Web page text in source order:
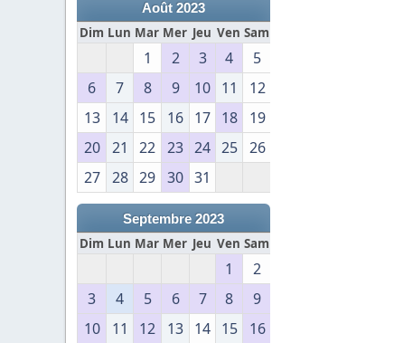
Août 2023
Dim Lun Mar Mer Jeu Ven Sam
1 2 3 4
5
6
7 8 9 10 11
12
13
14 15 16 17 18
19
20
21 22 23 24 25
26
27
28 29 30 31
Septembre 2023
Dim Lun Mar Mer Jeu Ven Sam
1
2
3
4 5 6 7 8
9
10
11 12 13 14 15 16